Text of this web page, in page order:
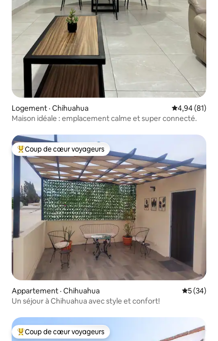
Logement · Chihuahua Note
4,94 (81)
Maison idéale : emplacement calme et super connecté.
Coup de cœur voyageurs parmi les plus aimés
Coup de cœur voyageurs
Appartement · Chihuahua Note
5 (34)
Un séjour à Chihuahua avec style et confort!
Coup de cœur voyageurs parmi les plus aimés
Coup de cœur voyageurs